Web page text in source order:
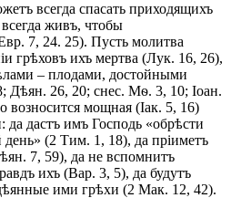
всегда спасать приходящихъ
живъ, чтобы
7, 24. 25). Пусть молитва
грѣховъ ихъ мертва (Лук. 16, 26),
– плодами, достойными
Дѣян. 26, 20; снес. Мѳ. 3, 10; Іоан.
возносится мощная (Іак. 5, 16)
дастъ имъ Господь «обрѣсти
(2 Тим. 1, 18), да пріиметъ
7, 59), да не вспомнитъ
ихъ (Вар. 3, 5), да будутъ
ими грѣхи (2 Мак. 12, 42).